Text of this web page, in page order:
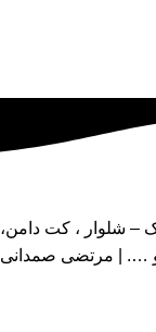
– شلوار ، کت دامن،
و …. | مرتضی صمدانی